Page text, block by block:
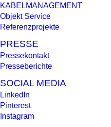
KABELMANAGEMENT
Objekt Service
Referenzprojekte
PRESSE
Pressekontakt
Presseberichte
SOCIAL MEDIA
LinkedIn
Pinterest
Instagram